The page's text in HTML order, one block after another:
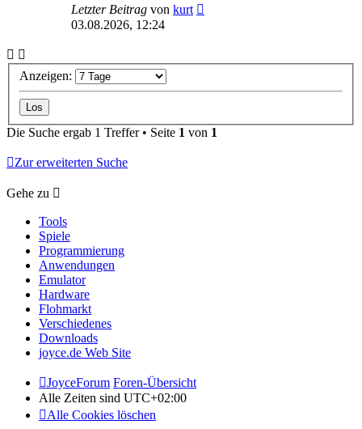
Letzter Beitrag von kurt
03.08.2026, 12:24
Anzeigen:
Die Suche ergab 1 Treffer • Seite 1 von 1
Zur erweiterten Suche
Gehe zu
Tools
Spiele
Programmierung
Anwendungen
Emulator
Hardware
Flohmarkt
Verschiedenes
Downloads
joyce.de Web Site
JoyceForum Foren-Übersicht
Alle Zeiten sind UTC+02:00
Alle Cookies löschen